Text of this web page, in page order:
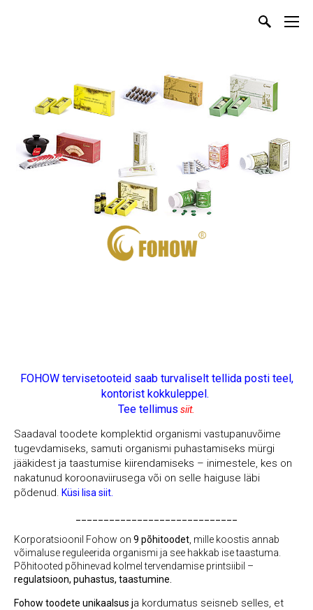
FOHOW tervisetooteid saab turvaliselt tellida posti teel,
kontorist kokkuleppel.
Tee tellimus siit.
Saadaval toodete komplektid organismi vastupanuvõime
tugevdamiseks, samuti organismi puhastamiseks mürgi
jääkidest ja taastumise kiirendamiseks – inimestele, kes on
nakatunud koroonaviirusega või on selle haiguse läbi
põdenud. Küsi lisa siit.
Korporatsioonil Fohow on 9 põhitoodet , mille koostis annab
võimaluse reguleerida organismi ja see hakkab ise taastuma.
Põhitooted põhinevad kolmel tervendamise printsiibil –
regulatsioon, puhastus, taastumine.
Fohow toodete unikaalsus ja kordumatus seisneb selles, et